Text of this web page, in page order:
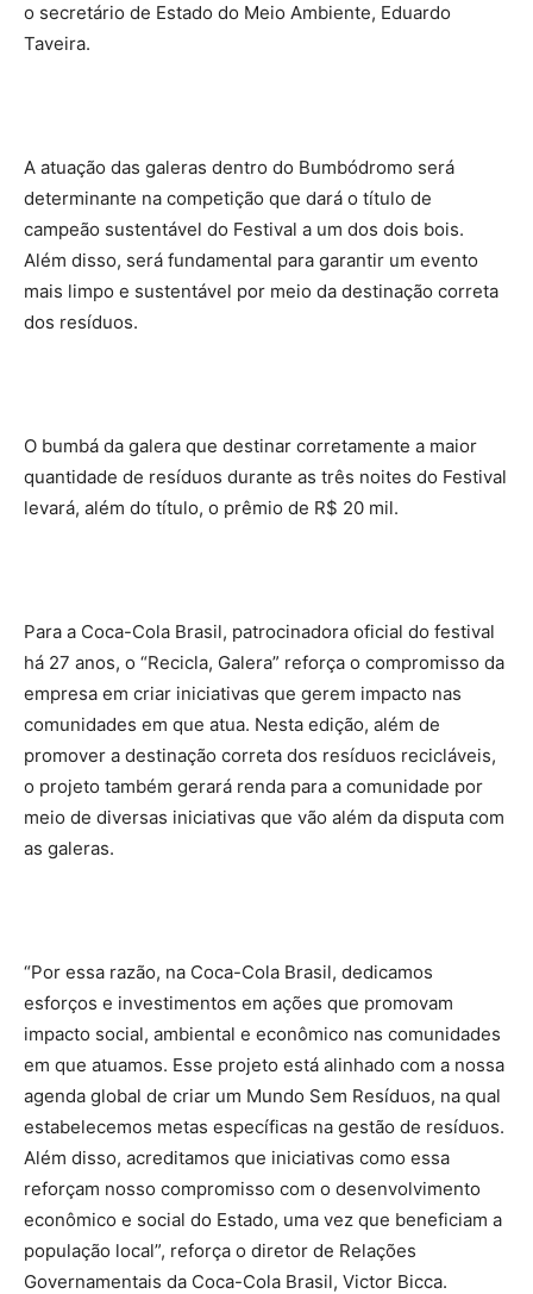
o secretário de Estado do Meio Ambiente, Eduardo
Taveira.
A atuação das galeras dentro do Bumbódromo será
determinante na competição que dará o título de
campeão sustentável do Festival a um dos dois bois.
Além disso, será fundamental para garantir um evento
mais limpo e sustentável por meio da destinação correta
dos resíduos.
O bumbá da galera que destinar corretamente a maior
quantidade de resíduos durante as três noites do Festival
levará, além do título, o prêmio de R$ 20 mil.
Para a Coca-Cola Brasil, patrocinadora oficial do festival
há 27 anos, o “Recicla, Galera” reforça o compromisso da
empresa em criar iniciativas que gerem impacto nas
comunidades em que atua. Nesta edição, além de
promover a destinação correta dos resíduos recicláveis,
o projeto também gerará renda para a comunidade por
meio de diversas iniciativas que vão além da disputa com
as galeras.
“Por essa razão, na Coca-Cola Brasil, dedicamos
esforços e investimentos em ações que promovam
impacto social, ambiental e econômico nas comunidades
em que atuamos. Esse projeto está alinhado com a nossa
agenda global de criar um Mundo Sem Resíduos, na qual
estabelecemos metas específicas na gestão de resíduos.
Além disso, acreditamos que iniciativas como essa
reforçam nosso compromisso com o desenvolvimento
econômico e social do Estado, uma vez que beneficiam a
população local”, reforça o diretor de Relações
Governamentais da Coca-Cola Brasil, Victor Bicca.